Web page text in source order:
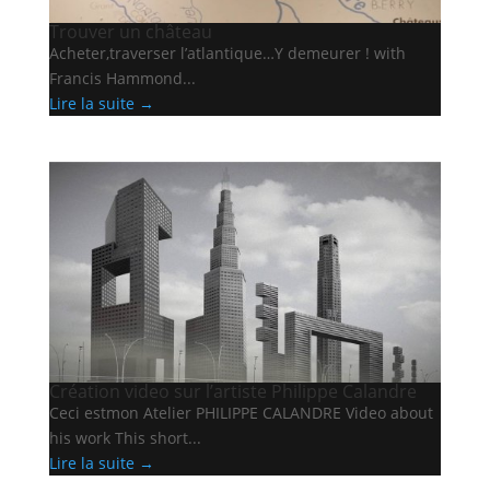
Trouver un château
Acheter,traverser l’atlantique…Y demeurer ! with
Francis Hammond...
Lire la suite →
Création video sur l’artiste Philippe Calandre
Ceci estmon Atelier PHILIPPE CALANDRE Video about
his work This short...
Lire la suite →